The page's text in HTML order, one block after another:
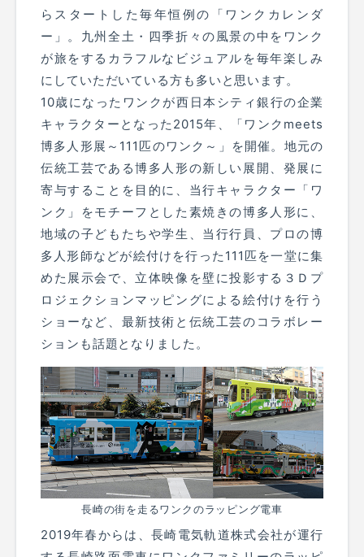
らスタートした毎年恒例の「ワンクカレンダ
ー」。九州全土・四季折々の風景の中をワンク
が旅をするカラフルなビジュアルを毎年楽しみ
にしていただいている方も多いと思います。
10歳になったワンクが西日本シティ銀行の企業
キャラクターとなった2015年、「ワンクmeets
博多人形展～111匹のワンク～」を開催。地元の
伝統工芸である博多人形の新しい展開、発展に
寄与することを目的に、当行キャラクター「ワ
ンク」をモチーフとした素焼きの博多人形に、
地域の子どもたちや学生、当行行員、プロの博
多人形師などが絵付けを行った111匹を一堂に集
めた展示会で、立体映像を壁に投影する３Ｄプ
ロジェクションマッピングによる絵付けを行う
ショーなど、最新技術と伝統工芸のコラボレー
ションも話題となりました。
長崎の街を走るワンクのラッピング電車
2019年春からは、長崎電気軌道株式会社が運行